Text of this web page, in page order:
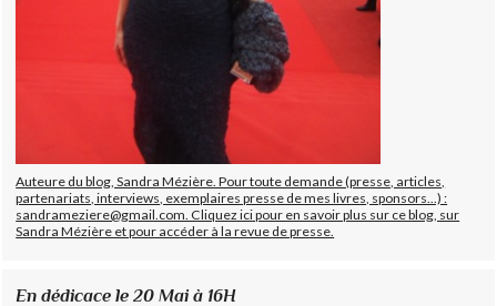
Auteure du blog, Sandra Mézière. Pour toute demande (presse, articles,
partenariats, interviews, exemplaires presse de mes livres, sponsors...) :
sandrameziere@gmail.com. Cliquez ici pour en savoir plus sur ce blog, sur
Sandra Mézière et pour accéder à la revue de presse.
En dédicace le 20 Mai à 16H